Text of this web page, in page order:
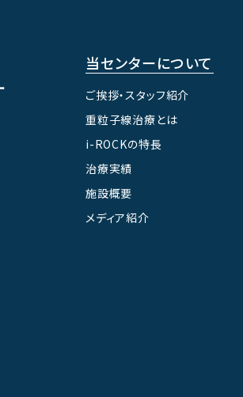
当センターについて
ご挨拶・スタッフ紹介
重粒子線治療とは
i-ROCKの特長
治療実績
施設概要
メディア紹介